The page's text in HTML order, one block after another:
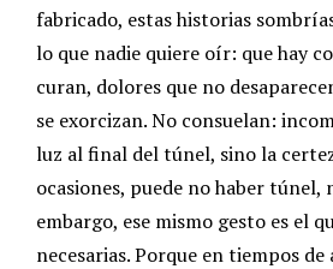
fabricado, estas historias
lo que nadie quiere oír: que hay
curan, dolores que no
se exorcizan.No consuelan:
luz al final del túnel, sino la
ocasiones, puede no haber
embargo, ese mismo gesto es el
necesarias. Porque en tiempos